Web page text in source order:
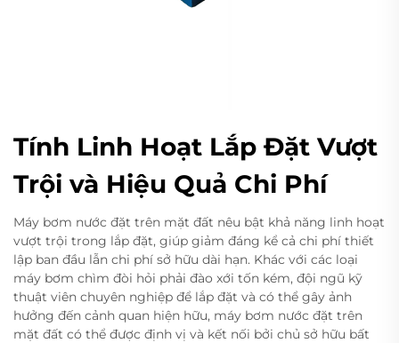
Tính Linh Hoạt Lắp Đặt Vượt
Trội và Hiệu Quả Chi Phí
Máy bơm nước đặt trên mặt đất nêu bật khả năng linh hoạt
vượt trội trong lắp đặt, giúp giảm đáng kể cả chi phí thiết
lập ban đầu lẫn chi phí sở hữu dài hạn. Khác với các loại
máy bơm chìm đòi hỏi phải đào xới tốn kém, đội ngũ kỹ
thuật viên chuyên nghiệp để lắp đặt và có thể gây ảnh
hưởng đến cảnh quan hiện hữu, máy bơm nước đặt trên
mặt đất có thể được định vị và kết nối bởi chủ sở hữu bất